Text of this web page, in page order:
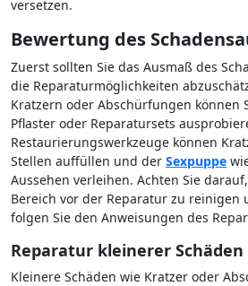
versetzen.
Bewertung des
Zuerst sollten Sie das Ausmaß des
die Reparaturmöglichkeiten
Kratzern oder Abschürfungen können
Pflaster oder Reparatursets
Restaurierungswerkzeuge können
Stellen auffüllen und der Sexpuppe
Aussehen verleihen. Achten Sie
Bereich vor der Reparatur zu reinigen
folgen Sie den Anweisungen des
Reparatur kleinerer Schäden
Kleinere Schäden wie Kratzer oder